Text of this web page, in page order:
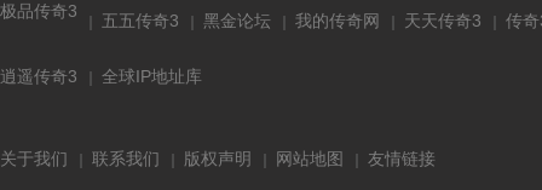
极品传奇3 五五传奇3 黑金论坛 我的传奇网 天天传奇3 传
逍遥传奇3 全球IP地址库
关于我们 联系我们 版权声明 网站地图 友情链接